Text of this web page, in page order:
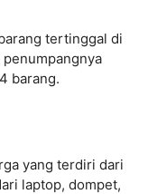
tertinggal di
barang.
yang terdiri dari
laptop, dompet,